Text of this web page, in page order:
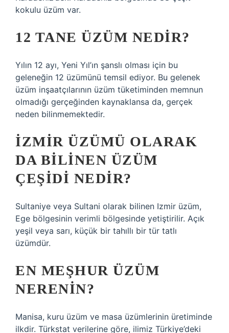
kokulu üzüm var.
12 TANE ÜZÜM NEDIR?
Yılın 12 ayı, Yeni Yıl’ın şanslı olması için bu
geleneğin 12 üzümünü temsil ediyor. Bu gelenek
üzüm inşaatçılarının üzüm tüketiminden memnun
olmadığı gerçeğinden kaynaklansa da, gerçek
neden bilinmemektedir.
İZMIR ÜZÜMÜ OLARAK
DA BILINEN ÜZÜM
ÇEŞIDI NEDIR?
Sultaniye veya Sultani olarak bilinen Izmir üzüm,
Ege bölgesinin verimli bölgesinde yetiştirilir. Açık
yeşil veya sarı, küçük bir tahıllı bir tür tatlı
üzümdür.
EN MEŞHUR ÜZÜM
NERENIN?
Manisa, kuru üzüm ve masa üzümlerinin üretiminde
ilkdir. Türkstat verilerine göre, ilimiz Türkiye’deki